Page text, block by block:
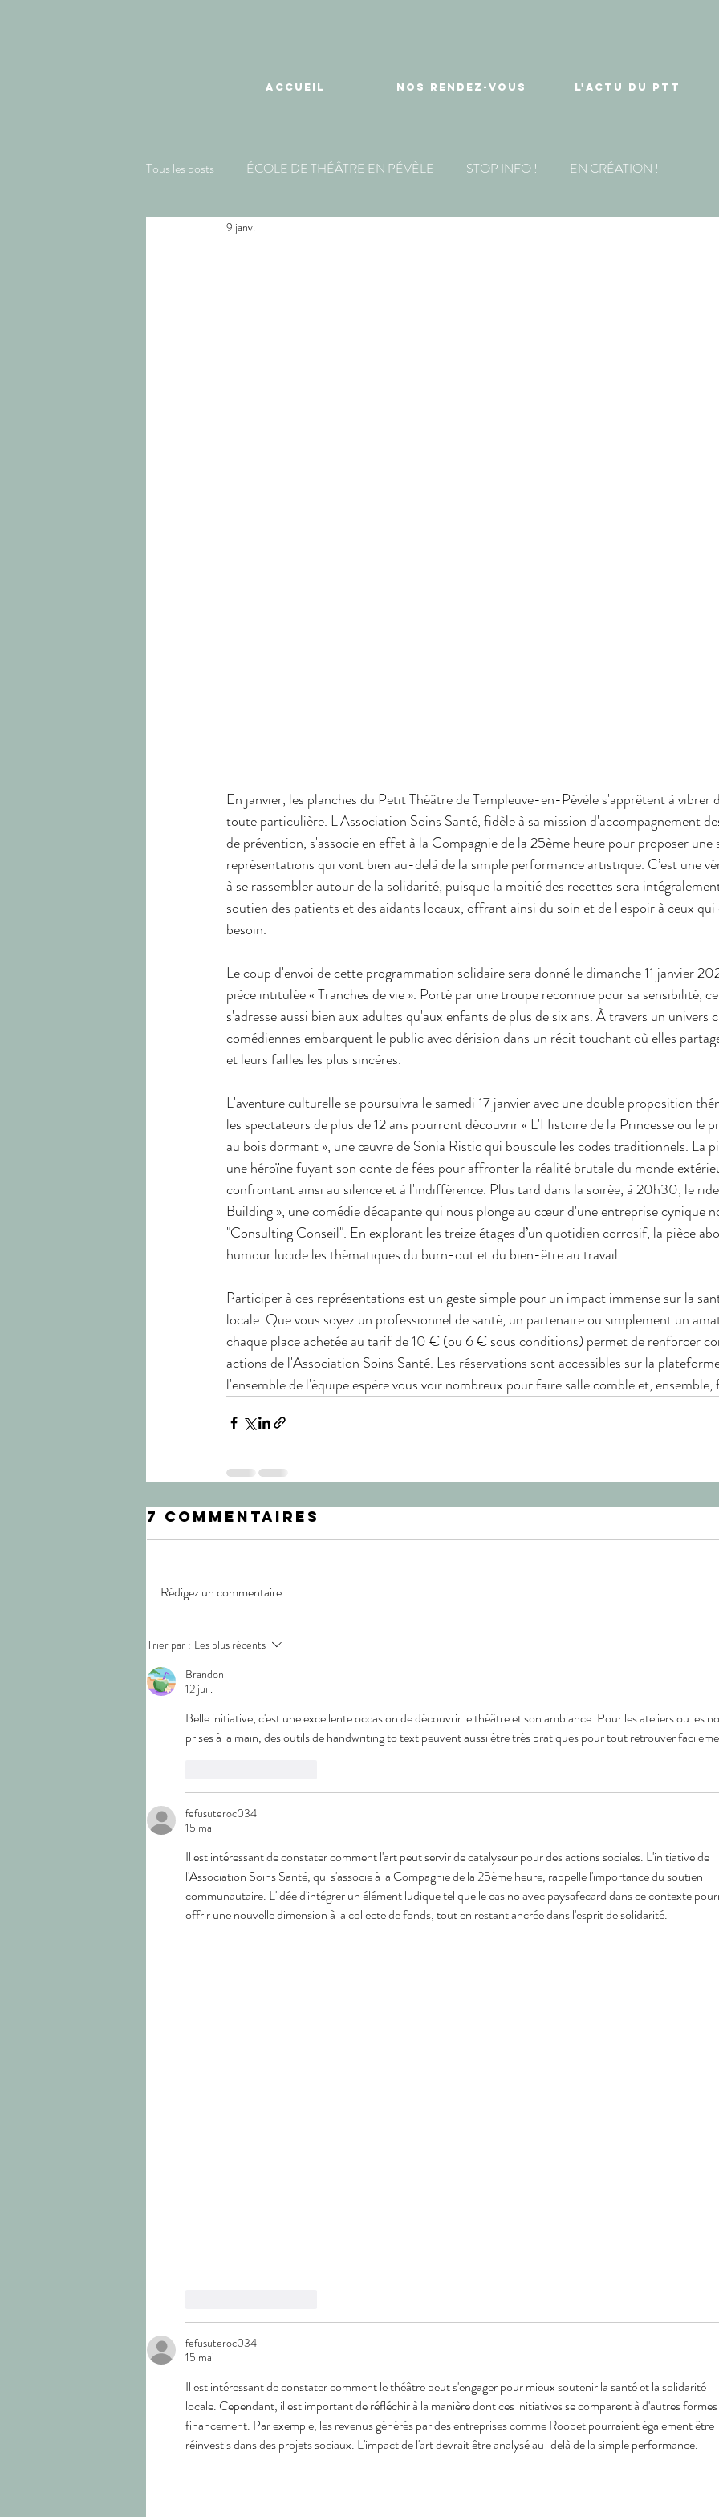
ACCUEIL NOS RENDEZ-VOUS L'ACTU DU PTT
Tous les posts ÉCOLE DE THÉÂTRE EN PÉVÈLE STOP INFO ! EN CRÉATION !
9 janv.
En janvier, les planches du Petit Théâtre de Templeuve-en-Pévèle s'apprêtent à vibrer
toute particulière. L'Association Soins Santé, fidèle à sa mission d'accompagnement
de prévention, s'associe en effet à la Compagnie de la 25ème heure pour proposer une
représentations qui vont bien au-delà de la simple performance artistique. C’est une
à se rassembler autour de la solidarité, puisque la moitié des recettes sera
soutien des patients et des aidants locaux, offrant ainsi du soin et de l'espoir à ceux
besoin.
Le coup d'envoi de cette programmation solidaire sera donné le dimanche 11 janvier
pièce intitulée « Tranches de vie ». Porté par une troupe reconnue pour sa sensibilité,
s'adresse aussi bien aux adultes qu'aux enfants de plus de six ans. À travers un univers
comédiennes embarquent le public avec dérision dans un récit touchant où elles
et leurs failles les plus sincères.
L'aventure culturelle se poursuivra le samedi 17 janvier avec une double proposition
les spectateurs de plus de 12 ans pourront découvrir « L'Histoire de la Princesse ou le
au bois dormant », une œuvre de Sonia Ristic qui bouscule les codes traditionnels. La
une héroïne fuyant son conte de fées pour affronter la réalité brutale du monde
confrontant ainsi au silence et à l'indifférence. Plus tard dans la soirée, à 20h30, le
Building », une comédie décapante qui nous plonge au cœur d'une entreprise cynique
"Consulting Conseil". En explorant les treize étages d’un quotidien corrosif, la pièce
humour lucide les thématiques du burn-out et du bien-être au travail.
Participer à ces représentations est un geste simple pour un impact immense sur la
locale. Que vous soyez un professionnel de santé, un partenaire ou simplement un
chaque place achetée au tarif de 10 € (ou 6 € sous conditions) permet de renforcer
actions de l'Association Soins Santé. Les réservations sont accessibles sur la
l'ensemble de l'équipe espère vous voir nombreux pour faire salle comble et,
7 commentaires
Rédigez un commentaire...
Trier par : Les plus récents
Brandon
12 juil.
Belle initiative, c'est une excellente occasion de découvrir le théâtre et son ambiance. Pour les ateliers ou les
prises à la main, des outils de handwriting to text peuvent aussi être très pratiques pour tout retrouver
fefusuteroc034
15 mai
Il est intéressant de constater comment l'art peut servir de catalyseur pour des actions sociales. L'initiative de
l'Association Soins Santé, qui s'associe à la Compagnie de la 25ème heure, rappelle l'importance du soutien
communautaire. L'idée d'intégrer un élément ludique tel que le casino avec paysafecard dans ce contexte
offrir une nouvelle dimension à la collecte de fonds, tout en restant ancrée dans l'esprit de solidarité.
fefusuteroc034
15 mai
Il est intéressant de constater comment le théâtre peut s'engager pour mieux soutenir la santé et la solidarité
locale. Cependant, il est important de réfléchir à la manière dont ces initiatives se comparent à d'autres
financement. Par exemple, les revenus générés par des entreprises comme Roobet pourraient également être
réinvestis dans des projets sociaux. L'impact de l'art devrait être analysé au-delà de la simple performance.